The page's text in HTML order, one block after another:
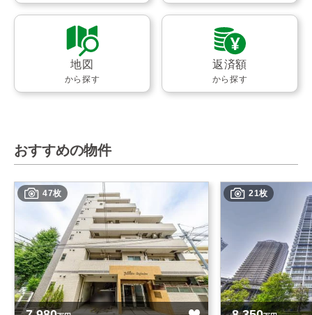
地図
から探す
返済額
から探す
おすすめの物件
47枚 21枚